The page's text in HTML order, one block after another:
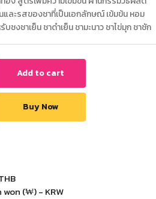
ละรสของชาที่เป็นเอกลักษณ์ เข้มข้น หอม
ชงชาเย็น ชาดำเย็น ชามะนาว ชาไข่มุก ชาชัก
Add to cart
Buy Now
won (₩) - KRW